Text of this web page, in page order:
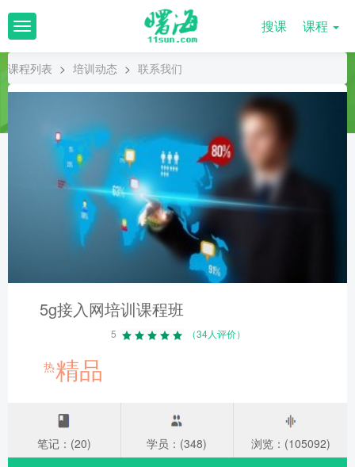
T
o
g
l
搜课 课程
课程列表 > 培训动态 > 联系我们
5g接入网培训课程班
5 （34人评价）
热精品
笔记：(20) 学员：(348) 浏览：(105092)